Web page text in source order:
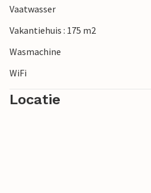
Vaatwasser
Vakantiehuis : 175 m2
Wasmachine
WiFi
Locatie